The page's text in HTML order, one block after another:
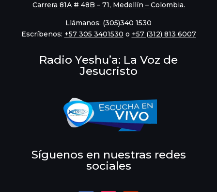
Carrera 81A # 48B – 71, Medellín – Colombia.
Llámanos: (305)340 1530
Escríbenos: ‪+57 305 3401530‬ o +57 (312) 813 6007
Radio Yeshu’a: La Voz de
Jesucristo
Síguenos en nuestras redes
sociales